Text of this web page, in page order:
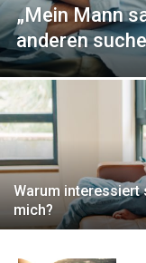
„Mein Mann
anderen
Warum interessiert
mich?